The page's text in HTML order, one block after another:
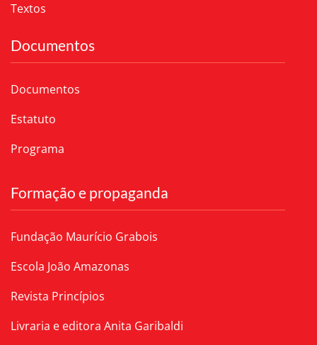
Textos
Documentos
Documentos
Estatuto
Programa
Formação e propaganda
Fundação Maurício Grabois
Escola João Amazonas
Revista Princípios
Livraria e editora Anita Garibaldi